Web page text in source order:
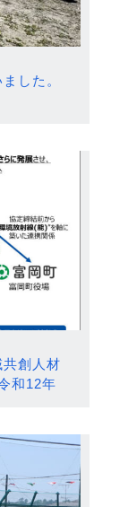
した。
創人材
和12年